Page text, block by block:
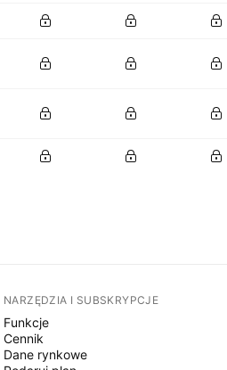
NARZĘDZIA I SUBSKRYPCJE
Funkcje
Cennik
Dane rynkowe